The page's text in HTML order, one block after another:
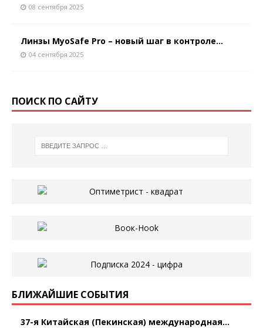
08 сентября 2025
Линзы MyoSafe Pro – новый шаг в контроле...
04 сентября 2025
ПОИСК ПО САЙТУ
БЛИЖАЙШИЕ СОБЫТИЯ
37-я Китайская (Пекинская) международная...